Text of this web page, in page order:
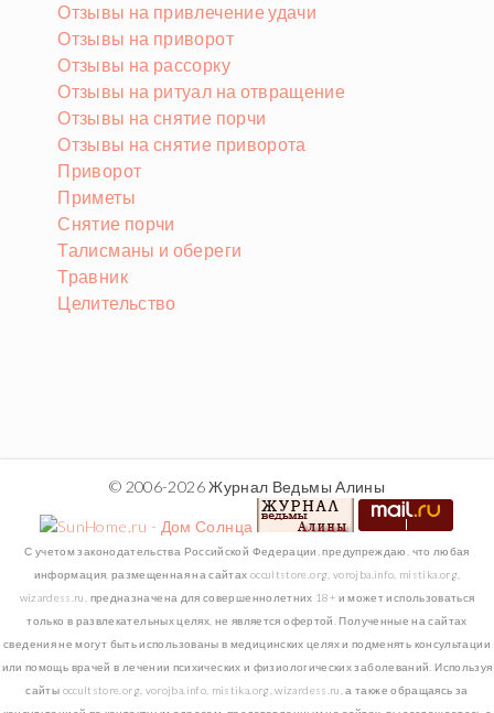
Отзывы на привлечение удачи
Отзывы на приворот
Отзывы на рассорку
Отзывы на ритуал на отвращение
Отзывы на снятие порчи
Отзывы на снятие приворота
Приворот
Приметы
Снятие порчи
Талисманы и обереги
Травник
Целительство
© 2006-2026 Журнал Ведьмы Алины
С учетом законодательства Российской Федерации, предупреждаю, что любая
информация, размещенная на сайтах occultstore.org, vorojba.info, mistika.org,
wizardess.ru, предназначена для совершеннолетних 18+ и может использоваться
только в развлекательных целях, не является офертой. Полученные на сайтах
сведения не могут быть использованы в медицинских целях и подменять консультации
или помощь врачей в лечении психических и физиологических заболеваний. Используя
сайты occultstore.org, vorojba.info, mistika.org, wizardess.ru, а также обращаясь за